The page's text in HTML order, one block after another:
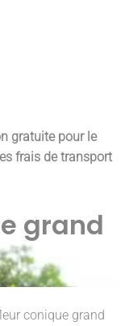
gratuite pour le
frais de transport
grand
conique grand